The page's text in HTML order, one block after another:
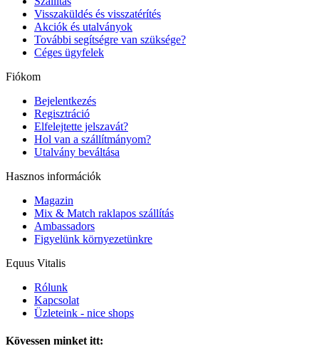
Visszaküldés és visszatérítés
Akciók és utalványok
További segítségre van szüksége?
Céges ügyfelek
Fiókom
Bejelentkezés
Regisztráció
Elfelejtette jelszavát?
Hol van a szállítmányom?
Utalvány beváltása
Hasznos információk
Magazin
Mix & Match raklapos szállítás
Ambassadors
Figyelünk környezetünkre
Equus Vitalis
Rólunk
Kapcsolat
Üzleteink - nice shops
Kövessen minket itt: